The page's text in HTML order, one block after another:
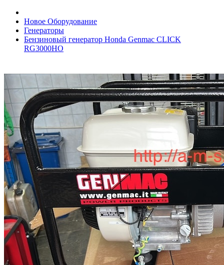
Новое Оборудование
Генераторы
Бензиновый генератор Honda Genmac CLICK
RG3000HO